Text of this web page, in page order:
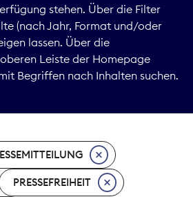
Digitales
Kommunikation
Marktdaten
Nachhaltigkeit
Nachwuchs
stehen. Über die Filter
(nach Jahr, Format und/oder
lassen. Über die
Leiste der Homepage
Begriffen nach Inhalten suchen.
PRESSEFREIHEIT